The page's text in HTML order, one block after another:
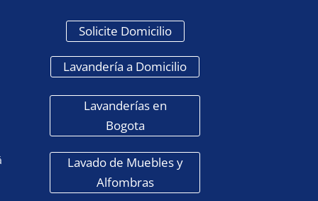
Solicite Domicilio
Lavandería a Domicilio
Lavanderías en
Bogota
Lavado de Muebles y
Alfombras